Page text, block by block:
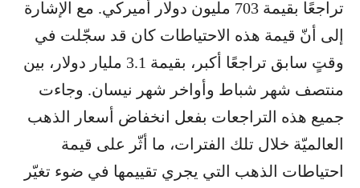
تراجعًا بقيمة 703 مليون دولار أميركي. مع الإشارة
إلى أنّ قيمة هذه الاحتياطات كان قد سجّلت في
وقتٍ سابق تراجعًا أكبر، بقيمة 3.1 مليار دولار، بين
منتصف شهر شباط وأواخر شهر نيسان. وجاءت
جميع هذه التراجعات بفعل انخفاض أسعار الذهب
العالميّة خلال تلك الفترات، ما أثّر على قيمة
احتياطات الذهب التي يجري تقييمها في ضوء تغيّر